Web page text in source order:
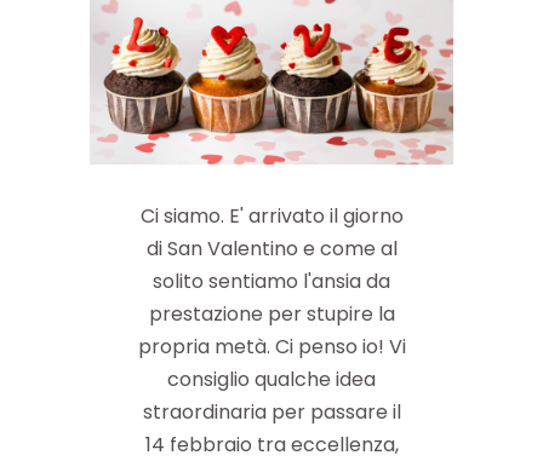
Ci siamo. E' arrivato il giorno
di San Valentino e come al
solito sentiamo l'ansia da
prestazione per stupire la
propria metà. Ci penso io! Vi
consiglio qualche idea
straordinaria per passare il
14 febbraio tra eccellenza,